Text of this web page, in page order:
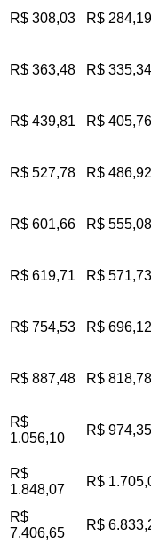
R$ 308,03 R$ 284,19
R$ 363,48 R$ 335,34
R$ 439,81 R$ 405,76
R$ 527,78 R$ 486,92
R$ 601,66 R$ 555,08
R$ 619,71 R$ 571,73
R$ 754,53 R$ 696,12
R$ 887,48 R$ 818,78
R$
1.056,10
R$ 974,35
R$
1.848,07
R$
R$
7.406,65
R$